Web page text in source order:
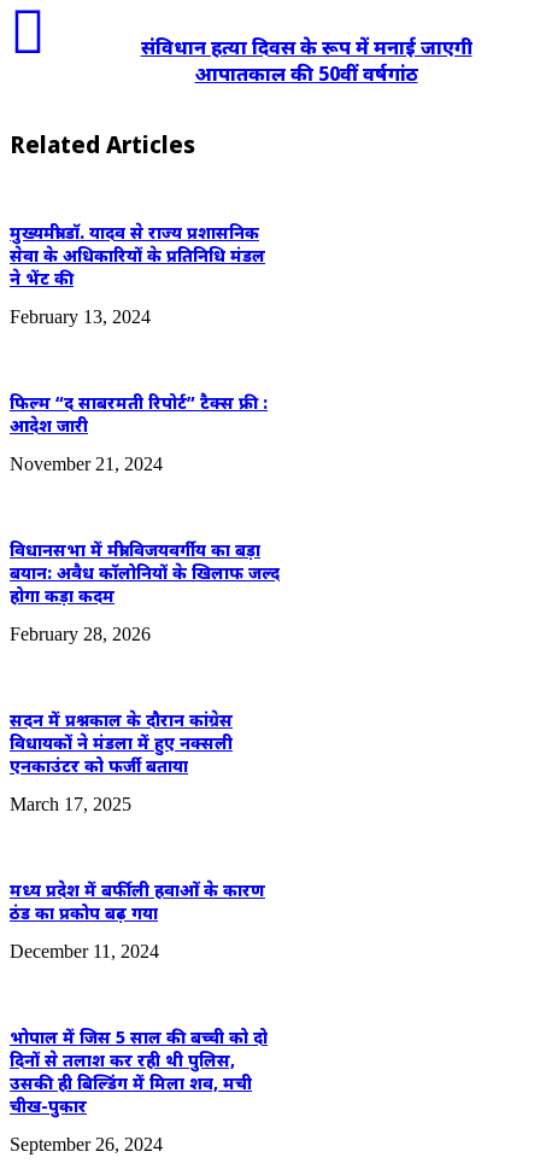
संविधान हत्या दिवस के रूप में मनाई जाएगी
आपातकाल की 50वीं वर्षगांठ
Related Articles
मुख्यमंत्री डॉ. यादव से राज्य प्रशासनिक
सेवा के अधिकारियों के प्रतिनिधि मंडल
ने भेंट की
February 13, 2024
फिल्म “द साबरमती रिपोर्ट” टैक्स फ्री :
आदेश जारी
November 21, 2024
विधानसभा में मंत्री विजयवर्गीय का बड़ा
बयान: अवैध कॉलोनियों के खिलाफ जल्द
होगा कड़ा कदम
February 28, 2026
सदन में प्रश्नकाल के दौरान कांग्रेस
विधायकों ने मंडला में हुए नक्सली
एनकाउंटर को फर्जी बताया
March 17, 2025
मध्य प्रदेश में बर्फीली हवाओं के कारण
ठंड का प्रकोप बढ़ गया
December 11, 2024
भोपाल में जिस 5 साल की बच्ची को दो
दिनों से तलाश कर रही थी पुलिस,
उसकी ही बिल्डिंग में मिला शव, मची
चीख-पुकार
September 26, 2024